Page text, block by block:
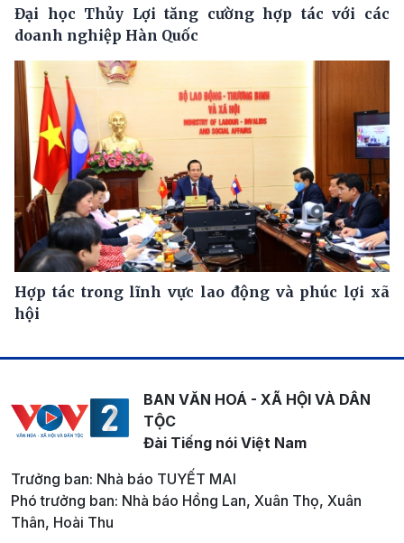
Đại học Thủy Lợi tăng cường hợp tác với các
doanh nghiệp Hàn Quốc
Hợp tác trong lĩnh vực lao động và phúc lợi xã
hội
BAN VĂN HOÁ - XÃ HỘI VÀ DÂN
TỘC
Đài Tiếng nói Việt Nam
Trưởng ban: Nhà báo TUYẾT MAI
Phó trưởng ban: Nhà báo Hồng Lan, Xuân Thọ, Xuân
Thân, Hoài Thu